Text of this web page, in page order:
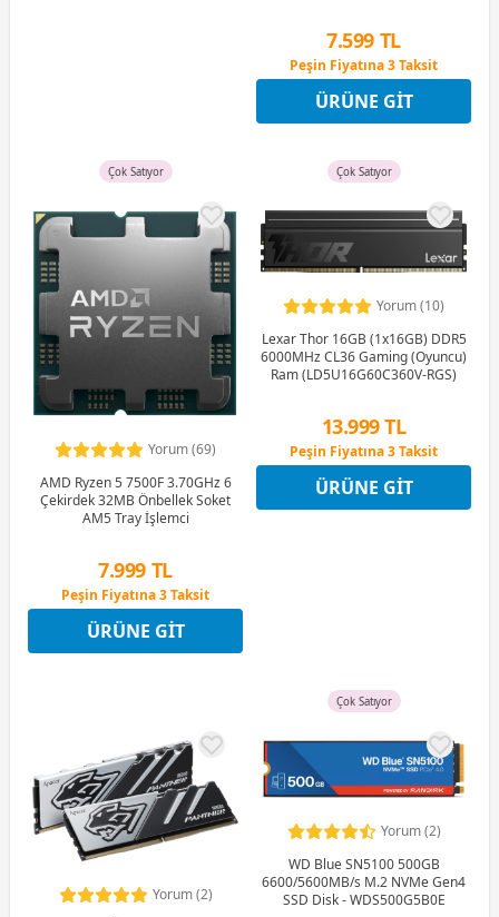
7.599 TL
Peşin Fiyatına 3 Taksit
12 Ay x 894 TL taksitle
Peşin Fiyatına 3 Taksit
ÜRÜNE GIT
Çok Satıyor
Yorum (69)
AMD Ryzen 5 7500F 3.70GHz 6
Çekirdek 32MB Önbellek Soket
AM5 Tray İşlemci
7.999 TL
Peşin Fiyatına 3 Taksit
12 Ay x 941 TL taksitle
Peşin Fiyatına 3 Taksit
ÜRÜNE GIT
Çok Satıyor
Yorum (10)
Lexar Thor 16GB (1x16GB) DDR5
6000MHz CL36 Gaming (Oyuncu)
Ram (LD5U16G60C360V-RGS)
13.999 TL
Peşin Fiyatına 3 Taksit
12 Ay x 1.647 TL taksitle
Peşin Fiyatına 3 Taksit
ÜRÜNE GIT
Yorum (2)
Çok Satıyor
Yorum (2)
WD Blue SN5100 500GB
6600/5600MB/s M.2 NVMe Gen4
SSD Disk - WDS500G5B0E